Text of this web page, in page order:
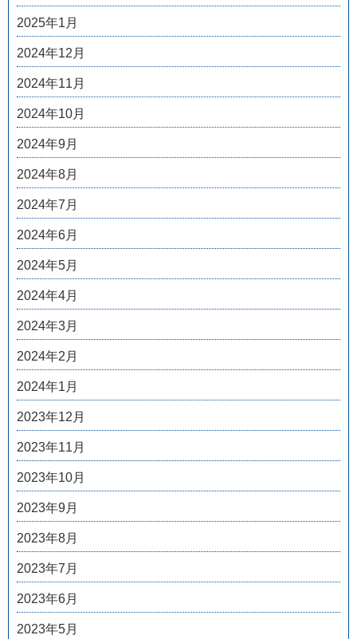
2025年1月
2024年12月
2024年11月
2024年10月
2024年9月
2024年8月
2024年7月
2024年6月
2024年5月
2024年4月
2024年3月
2024年2月
2024年1月
2023年12月
2023年11月
2023年10月
2023年9月
2023年8月
2023年7月
2023年6月
2023年5月